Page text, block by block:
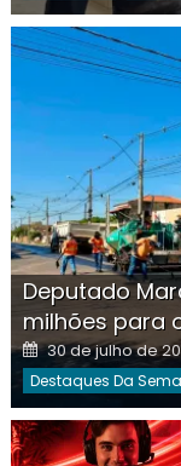
Deputado
milhões para
Posted
on
30 de julho de
Destaques Da